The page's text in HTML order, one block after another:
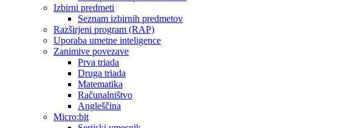
Izbirni predmeti
Seznam izbirnih predmetov
Razširjeni program (RAP)
Uporaba umetne inteligence
Zanimive povezave
Prva triada
Druga triada
Matematika
Računalništvo
Angleščina
Micro:bit